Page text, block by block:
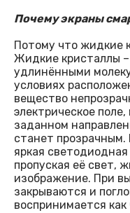
Почему экраны
Потому что жидкие
Жидкие кристаллы
удлинёнными
условиях
вещество
электрическое
заданном
станет
яркая
пропуская её свет,
изображение. При
закрываются и
воспринимается как